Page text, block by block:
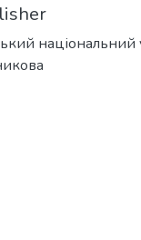
національний